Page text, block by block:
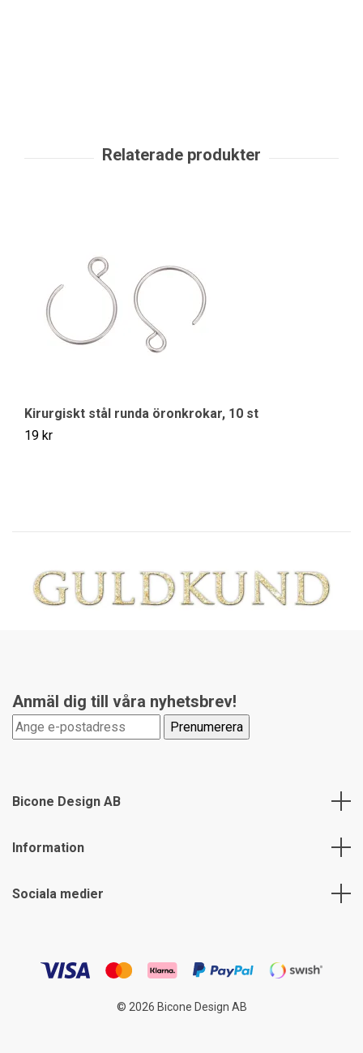
Kirurgiskt stål runda öronkrokar, 10 st
19 kr
Anmäl dig till våra nyhetsbrev!
Bicone Design AB
Information
Sociala medier
© 2026 Bicone Design AB